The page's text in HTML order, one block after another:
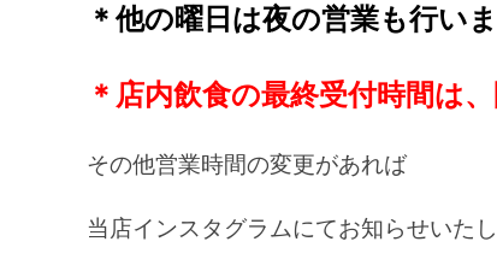
＊他の曜日は夜の営業も行い
＊店内飲食の最終受付時間は
その他営業時間の変更があれば
当店インスタグラムにてお知らせいたし